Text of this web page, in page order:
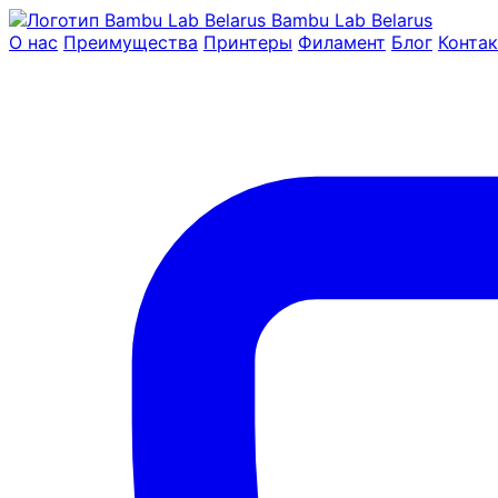
Bambu Lab Belarus
О нас Преимущества Принтеры Филамент Блог